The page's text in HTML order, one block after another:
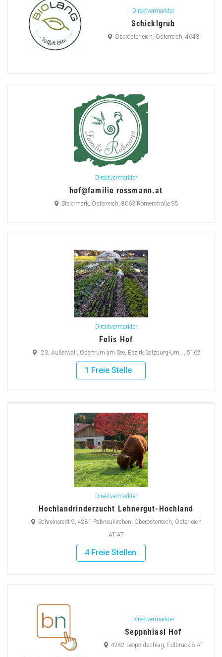
Direktvermarkter
Schicklgrub
Oberösterreich, Österreich, 4643
Direktvermarkter
hof@familie rossmann.at
Steiermark, Österreich, 8063 Römerstraße 95
Direktvermarkter
Felis Hof
23, Außerwall, Obertrum am See, Bezirk Salzburg-Um..., 5162
1 Freie Stelle
Direktvermarkter
Hochlandrinderzucht Lehnergut-Hochland
Schreineredt 9, 4281 Pabneukirchen, Oberösterreich, Österreich
AT AT
4 Freie Stellen
Direktvermarkter
Seppnhiasl Hof
4262 Leopoldschlag, Edlbruck 8 AT